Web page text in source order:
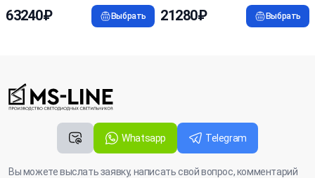
63240₽ Выбрать 21280₽ Выбрать
Whatsapp Telegram
Вы можете выслать заявку, написать свой вопрос, комментарий